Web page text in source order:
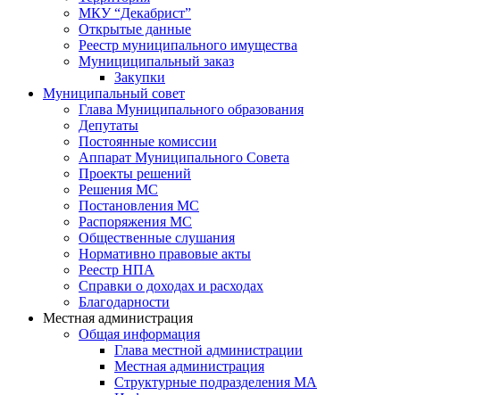
МКУ “Декабрист”
Открытые данные
Реестр муниципального имущества
Мунициципальный заказ
Закупки
Муниципальный совет
Глава Муниципального образования
Депутаты
Постоянные комиссии
Аппарат Муниципального Совета
Проекты решений
Решения МС
Постановления МС
Распоряжения МС
Общественные слушания
Нормативно правовые акты
Реестр НПА
Справки о доходах и расходах
Благодарности
Местная администрация
Общая информация
Глава местной администрации
Местная администрация
Структурные подразделения МА